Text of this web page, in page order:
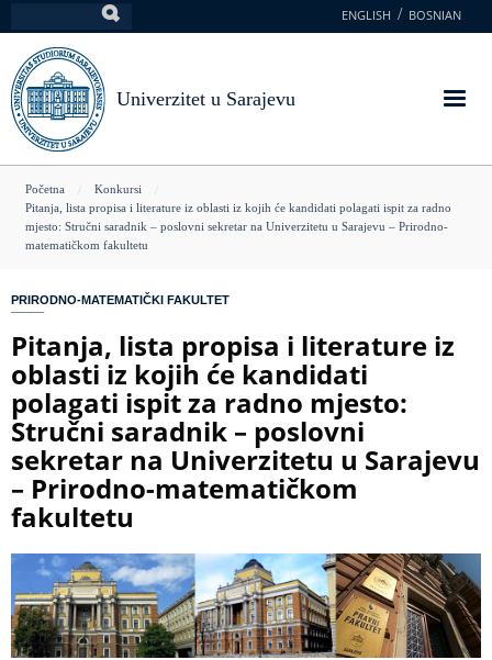
na
glavni
sadržaj
ENGLISH BOSNIAN
Univerzitet u Sarajevu
You
are
here
Početna
Konkursi
Pitanja, lista propisa i literature iz oblasti iz kojih će kandidati polagati ispit za radno
mjesto: Stručni saradnik – poslovni sekretar na Univerzitetu u Sarajevu – Prirodno-
matematičkom fakultetu
PRIRODNO-MATEMATIČKI FAKULTET
Pitanja, lista propisa i literature iz
oblasti iz kojih će kandidati
polagati ispit za radno mjesto:
Stručni saradnik – poslovni
sekretar na Univerzitetu u Sarajevu
– Prirodno-matematičkom
fakultetu